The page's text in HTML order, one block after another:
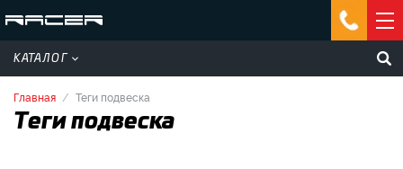
КАТАЛОГ
Главная Теги подвеска
Теги подвеска